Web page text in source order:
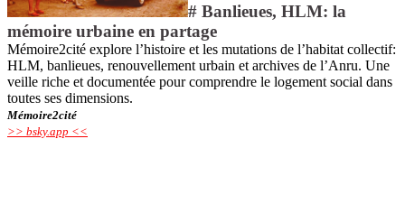
# Banlieues, HLM: la
mémoire urbaine en partage
Mémoire2cité explore l’histoire et les mutations de l’habitat collectif:
HLM, banlieues, renouvellement urbain et archives de l’Anru. Une
veille riche et documentée pour comprendre le logement social dans
toutes ses dimensions.
Mémoire2cité
>> bsky.app <<